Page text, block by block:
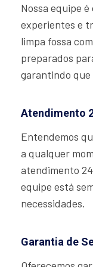
Nossa equipe
experientes e
limpa fossa
preparados
garantindo
Atendimento
Entendemos
a qualquer
atendimento
equipe está
necessidades.
Garantia de